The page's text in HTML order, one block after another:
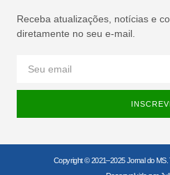
Receba atualizações, notícias e
diretamente no seu e-mail.
Copyright © 2021–2025 Jornal do MS.